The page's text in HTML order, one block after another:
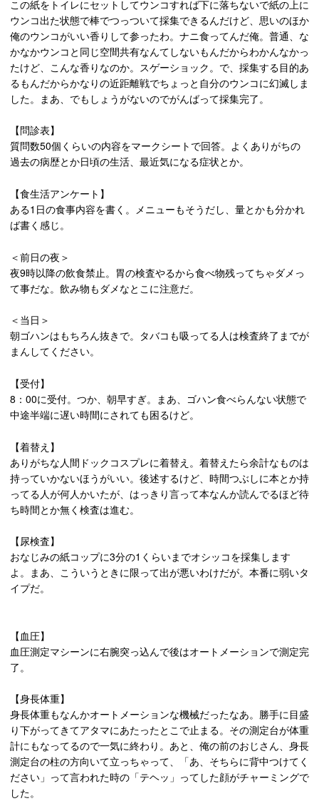
この紙をトイレにセットしてウンコすれば下に落ちないで紙の上に
ウンコ出た状態で棒でつっついて採集できるんだけど、思いのほか
俺のウンコがいい香りして参ったわ。ナニ食ってんだ俺。普通、な
かなかウンコと同じ空間共有なんてしないもんだからわかんなかっ
たけど、こんな香りなのか。スゲーショック。で、採集する目的あ
るもんだからかなりの近距離戦でちょっと自分のウンコに幻滅しま
した。まあ、でもしょうがないのでがんばって採集完了。
【問診表】
質問数50個くらいの内容をマークシートで回答。よくありがちの
過去の病歴とか日頃の生活、最近気になる症状とか。
【食生活アンケート】
ある1日の食事内容を書く。メニューもそうだし、量とかも分かれ
ば書く感じ。
＜前日の夜＞
夜9時以降の飲食禁止。胃の検査やるから食べ物残ってちゃダメっ
て事だな。飲み物もダメなとこに注意だ。
＜当日＞
朝ゴハンはもちろん抜きで。タバコも吸ってる人は検査終了までが
まんしてください。
【受付】
8：00に受付。つか、朝早すぎ。まあ、ゴハン食べらんない状態で
中途半端に遅い時間にされても困るけど。
【着替え】
ありがちな人間ドックコスプレに着替え。着替えたら余計なものは
持っていかないほうがいい。後述するけど、時間つぶしに本とか持
ってる人が何人かいたが、はっきり言って本なんか読んでるほど待
ち時間とか無く検査は進む。
【尿検査】
おなじみの紙コップに3分の1くらいまでオシッコを採集します
よ。まあ、こういうときに限って出が悪いわけだが。本番に弱いタ
イプだ。
【血圧】
血圧測定マシーンに右腕突っ込んで後はオートメーションで測定完
了。
【身長体重】
身長体重もなんかオートメーションな機械だったなあ。勝手に目盛
り下がってきてアタマにあたったとこで止まる。その測定台が体重
計にもなってるので一気に終わり。あと、俺の前のおじさん、身長
測定台の柱の方向いて立っちゃって、「あ、そちらに背中つけてく
ださい」って言われた時の「テヘッ」ってした顔がチャーミングで
した。